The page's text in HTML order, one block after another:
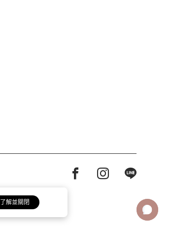
了解並關閉
Facebook page
Instagram page
Line page